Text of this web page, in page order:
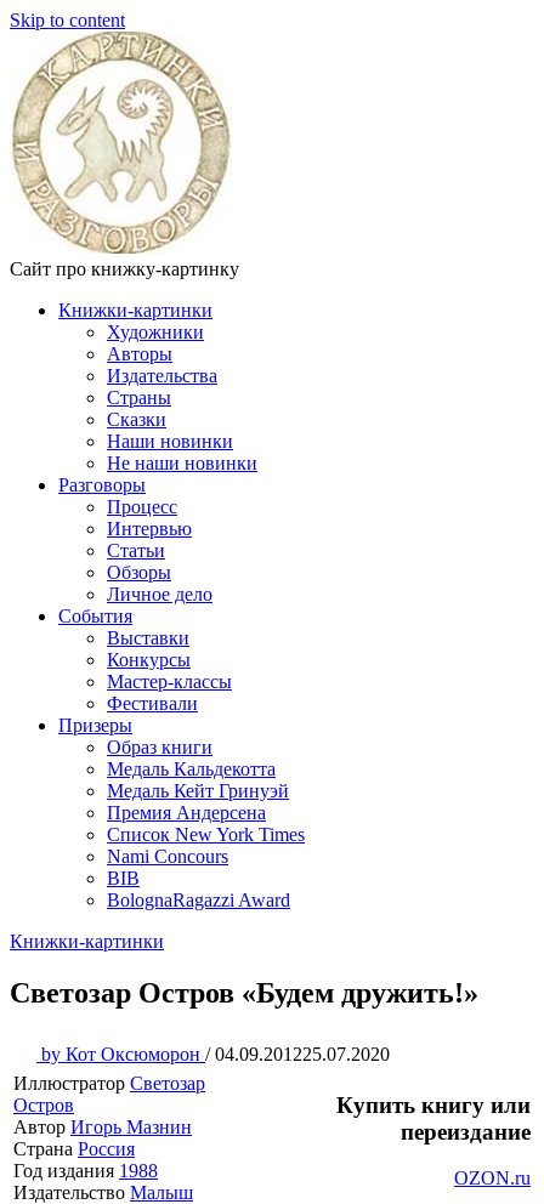
Skip to content
Сайт про книжку-картинку
Книжки-картинки
Художники
Авторы
Издательства
Страны
Сказки
Наши новинки
Не наши новинки
Разговоры
Процесс
Интервью
Статьи
Обзоры
Личное дело
События
Выставки
Конкурсы
Мастер-классы
Фестивали
Призеры
Образ книги
Медаль Кальдекотта
Медаль Кейт Гринуэй
Премия Андерсена
Список New York Times
Nami Concours
BIB
BolognaRagazzi Award
Книжки-картинки
Светозар Остров «Будем дружить!»
by Кот Оксюморон / 04.09.201225.07.2020
Иллюстратор Светозар
Остров
Автор Игорь Мазнин
Страна Россия
Год издания 1988
Издательство Малыш
Купить книгу или
переиздание
OZON.ru